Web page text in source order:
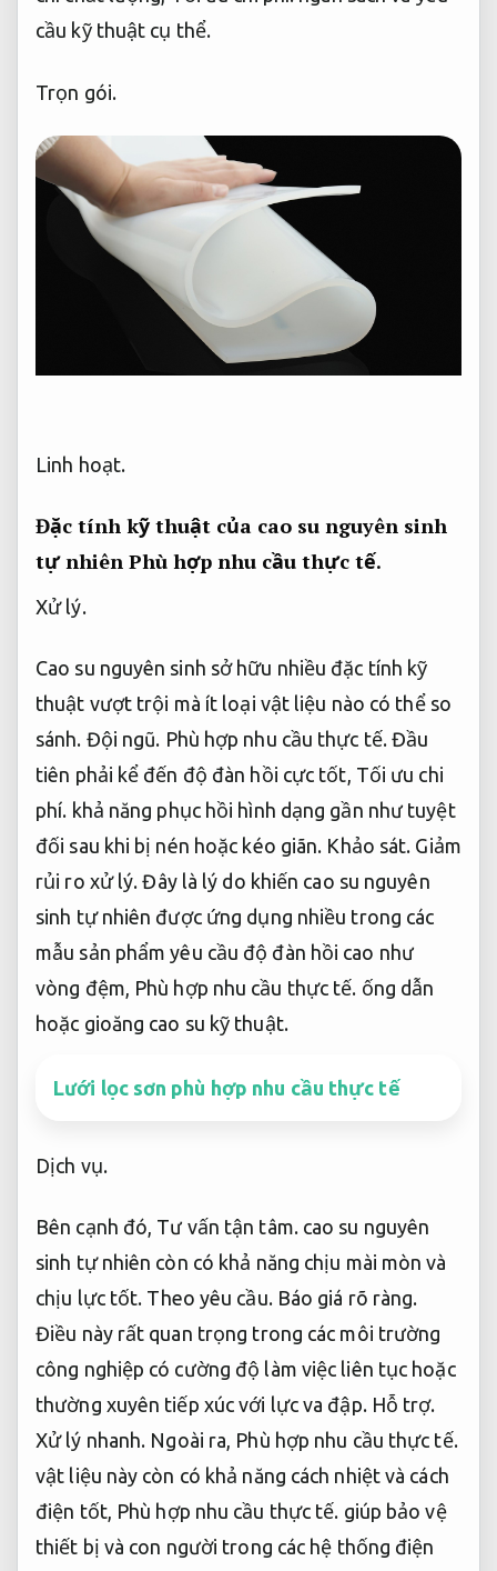
cầu kỹ thuật cụ thể.
Trọn gói.
Linh hoạt.
Đặc tính kỹ thuật của cao su nguyên sinh
tự nhiên Phù hợp nhu cầu thực tế.
Xử lý.
Cao su nguyên sinh sở hữu nhiều đặc tính kỹ
thuật vượt trội mà ít loại vật liệu nào có thể so
sánh. Đội ngũ. Phù hợp nhu cầu thực tế.Đầu
tiên phải kể đến độ đàn hồi cực tốt, Tối ưu chi
phí. khả năng phục hồi hình dạng gần như tuyệt
đối sau khi bị nén hoặc kéo giãn. Khảo sát. Giảm
rủi ro xử lý. Đây là lý do khiến cao su nguyên
sinh tự nhiên được ứng dụng nhiều trong các
mẫu sản phẩm yêu cầu độ đàn hồi cao như
vòng đệm, Phù hợp nhu cầu thực tế. ống dẫn
hoặc gioăng cao su kỹ thuật.
Lưới lọc sơn phù hợp nhu cầu thực tế
Dịch vụ.
Bên cạnh đó, Tư vấn tận tâm.cao su nguyên
sinh tự nhiên còn có khả năng chịu mài mòn và
chịu lực tốt. Theo yêu cầu. Báo giá rõ ràng.
Điều này rất quan trọng trong các môi trường
công nghiệp có cường độ làm việc liên tục hoặc
thường xuyên tiếp xúc với lực va đập. Hỗ trợ.
Xử lý nhanh. Ngoài ra, Phù hợp nhu cầu thực tế.
vật liệu này còn có khả năng cách nhiệt và cách
điện tốt, Phù hợp nhu cầu thực tế. giúp bảo vệ
thiết bị và con người trong các hệ thống điện